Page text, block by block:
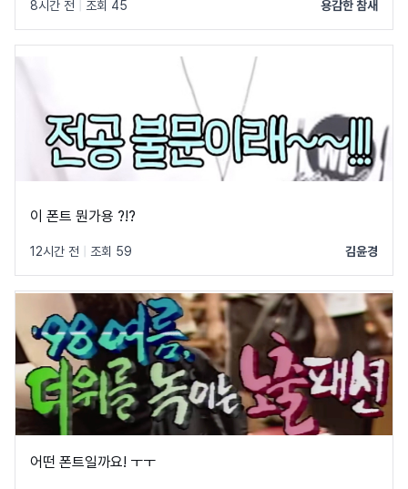
8시간 전 조회 45 용감한 참새
이 폰트 뭔가용 ?!?
12시간 전 조회 59 김윤경
어떤 폰트일까요! ㅜㅜ